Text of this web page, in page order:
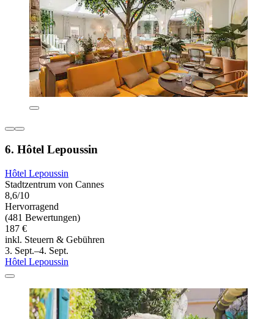
6. Hôtel Lepoussin
Hôtel Lepoussin
Stadtzentrum von Cannes
8,6/10
Hervorragend
(481 Bewertungen)
187 €
inkl. Steuern & Gebühren
3. Sept.–4. Sept.
Hôtel Lepoussin